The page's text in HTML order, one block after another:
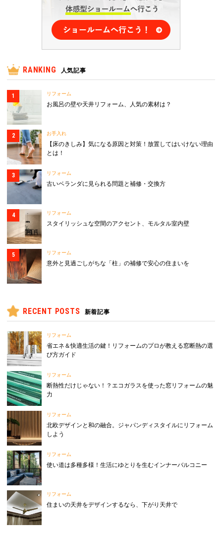
RANKING 人気記事
リフォーム
お風呂の壁や天井リフォーム、人気の素材は？
お手入れ
【床のきしみ】気になる原因と対策！放置してはいけない理由
とは！
リフォーム
古いベランダに見られる問題と補修・交換方
リフォーム
スタイリッシュな空間のアクセント、モルタル室内壁
リフォーム
意外と見過ごしがちな「柱」の補修で安心の住まいを
RECENT POSTS 新着記事
リフォーム
省エネ＆快適生活の鍵！リフォームのプロが教える窓断熱の選
び方ガイド
リフォーム
断熱性だけじゃない！？エコガラスを使った窓リフォームの魅
力
リフォーム
北欧デザインと和の融合。ジャパンディスタイルにリフォーム
しよう
リフォーム
使い道は多種多様！生活にゆとりを生むインナーバルコニー
リフォーム
住まいの天井をデザインするなら、下がり天井で